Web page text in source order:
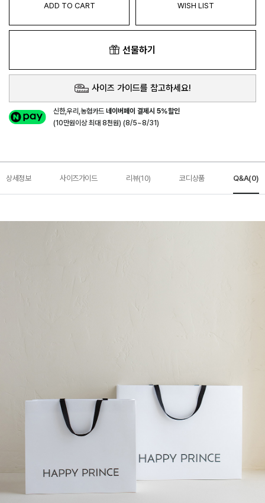
ADD TO CART WISH LIST
선물하기
사이즈 가이드를 참고하세요!
신한,우리,농협카드네이버페이 결제시 5%할인
(10만원이상 최대 8천원) (8/5~8/31)
상세정보 사이즈가이드 리뷰(10) 코디상품 Q&A(0)